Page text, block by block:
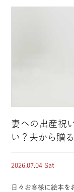
妻への出産祝
い？夫から贈
2026.07.04 Sat
日々お客様に絵本を